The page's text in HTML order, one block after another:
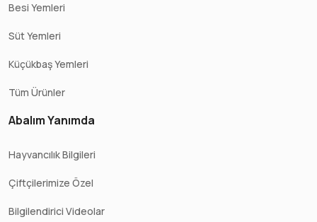
Besi Yemleri
Süt Yemleri
Küçükbaş Yemleri
Tüm Ürünler
Abalım Yanımda
Hayvancılık Bilgileri
Çiftçilerimize Özel
Bilgilendirici Videolar